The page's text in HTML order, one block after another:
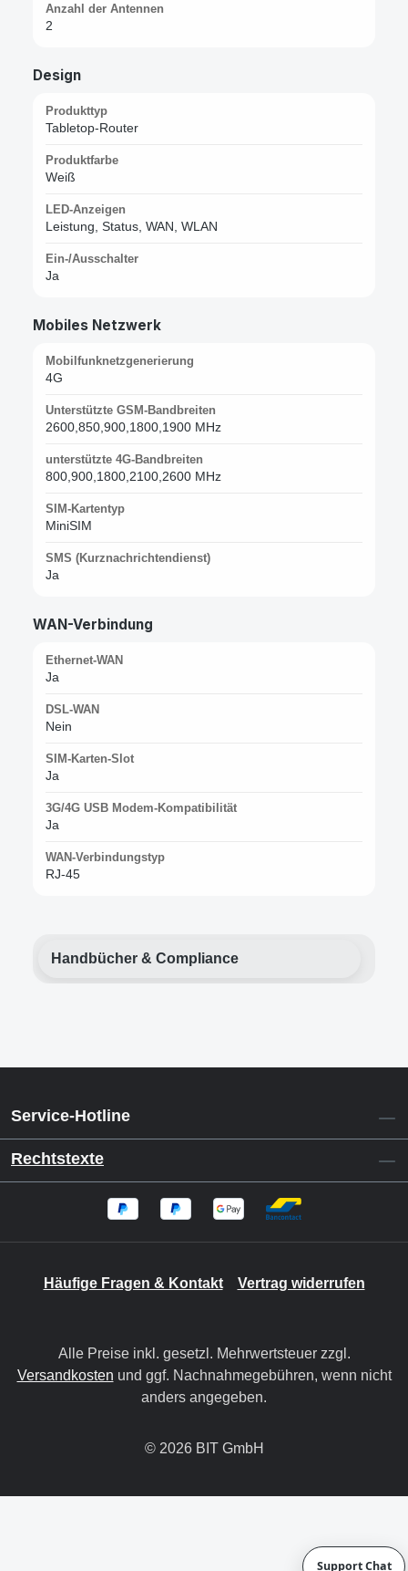
Anzahl der Antennen
2
Design
Produkttyp
Tabletop-Router
Produktfarbe
Weiß
LED-Anzeigen
Leistung, Status, WAN, WLAN
Ein-/Ausschalter
Ja
Mobiles Netzwerk
Mobilfunknetzgenerierung
4G
Unterstützte GSM-Bandbreiten
2600,850,900,1800,1900 MHz
unterstützte 4G-Bandbreiten
800,900,1800,2100,2600 MHz
SIM-Kartentyp
MiniSIM
SMS (Kurznachrichtendienst)
Ja
WAN-Verbindung
Ethernet-WAN
Ja
DSL-WAN
Nein
SIM-Karten-Slot
Ja
3G/4G USB Modem-Kompatibilität
Ja
WAN-Verbindungstyp
RJ-45
Handbücher & Compliance
Service-Hotline
Rechtstexte
Häufige Fragen & Kontakt Vertrag widerrufen
Alle Preise inkl. gesetzl. Mehrwertsteuer zzgl.
Versandkosten und ggf. Nachnahmegebühren, wenn nicht
anders angegeben.
© 2026 BIT GmbH
Support Chat